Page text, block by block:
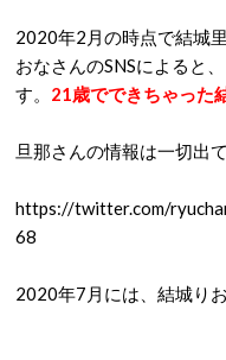
2020年2月の時点で結城
おなさんのSNSによると
す。 21歳でできちゃった
旦那さんの情報は一切出
https://twitter.com/
68
2020年7月には、結城り